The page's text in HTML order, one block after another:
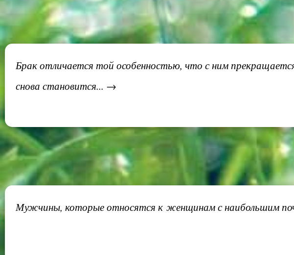
Брак отличается той особенностью, что с ним
снова становится... →
Мужчины, которые относятся к женщинам с наибольшим